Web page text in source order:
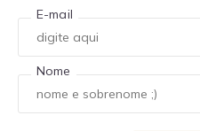
E-mail
Nome